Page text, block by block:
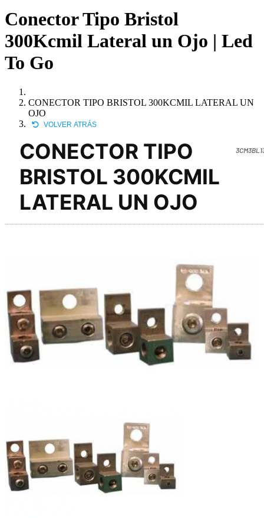
Conector Tipo Bristol
300Kcmil Lateral un Ojo | Led
To Go
CONECTOR TIPO BRISTOL 300KCMIL LATERAL UN
OJO
VOLVER ATRÁS
CONECTOR TIPO
BRISTOL 300KCMIL
LATERAL UN OJO